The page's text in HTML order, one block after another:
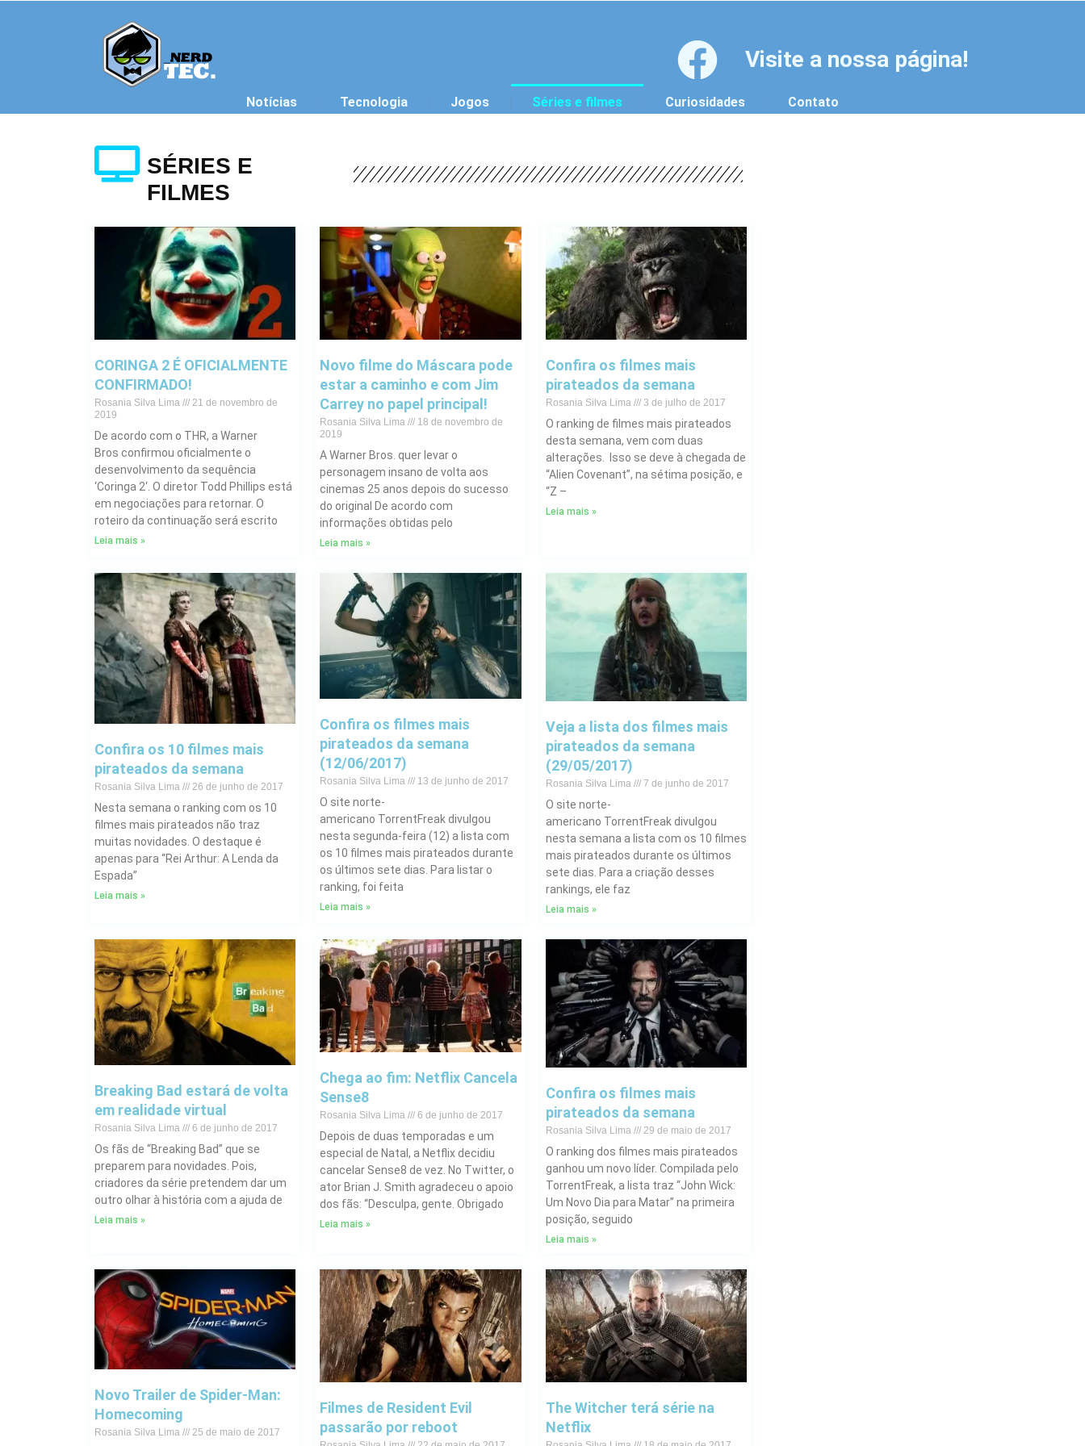
Visite a nossa página!
Notícias Tecnologia Jogos Séries e filmes Curiosidades Contato
SÉRIES E
FILMES
CORINGA 2 É OFICIALMENTE
CONFIRMADO!
Rosania Silva Lima
21 de novembro de
2019
De acordo com o THR, a Warner
Bros confirmou oficialmente o
desenvolvimento da sequência
‘Coringa 2‘. O diretor Todd Phillips está
em negociações para retornar. O
roteiro da continuação será escrito
Leia mais »
Novo filme do Máscara pode
estar a caminho e com Jim
Carrey no papel principal!
Rosania Silva Lima
18 de novembro de
2019
A Warner Bros. quer levar o
personagem insano de volta aos
cinemas 25 anos depois do sucesso
do original De acordo com
informações obtidas pelo
Leia mais »
Confira os filmes mais
pirateados da semana
Rosania Silva Lima 3 de julho de 2017
O ranking de filmes mais pirateados
desta semana, vem com duas
alterações. Isso se deve à chegada de
“Alien Covenant”, na sétima posição, e
“Z –
Leia mais »
Confira os 10 filmes mais
pirateados da semana
Rosania Silva Lima 26 de junho de 2017
Nesta semana o ranking com os 10
filmes mais pirateados não traz
muitas novidades. O destaque é
apenas para “Rei Arthur: A Lenda da
Espada”
Leia mais »
Confira os filmes mais
pirateados da semana
(12/06/2017)
Rosania Silva Lima 13 de junho de 2017
O site norte-
americano TorrentFreak divulgou
nesta segunda-feira (12) a lista com
os 10 filmes mais pirateados durante
os últimos sete dias. Para listar o
ranking, foi feita
Leia mais »
Veja a lista dos filmes mais
pirateados da semana
(29/05/2017)
Rosania Silva Lima 7 de junho de 2017
O site norte-
americano TorrentFreak divulgou
nesta semana a lista com os 10 filmes
mais pirateados durante os últimos
sete dias. Para a criação desses
rankings, ele faz
Leia mais »
Breaking Bad estará de volta
em realidade virtual
Rosania Silva Lima 6 de junho de 2017
Os fãs de “Breaking Bad” que se
preparem para novidades. Pois,
criadores da série pretendem dar um
outro olhar à história com a ajuda de
Leia mais »
Chega ao fim: Netflix Cancela
Sense8
Rosania Silva Lima 6 de junho de 2017
Depois de duas temporadas e um
especial de Natal, a Netflix decidiu
cancelar Sense8 de vez. No Twitter, o
ator Brian J. Smith agradeceu o apoio
dos fãs: “Desculpa, gente. Obrigado
Leia mais »
Confira os filmes mais
pirateados da semana
Rosania Silva Lima 29 de maio de 2017
O ranking dos filmes mais pirateados
ganhou um novo líder. Compilada pelo
TorrentFreak, a lista traz “John Wick:
Um Novo Dia para Matar” na primeira
posição, seguido
Leia mais »
Novo Trailer de Spider-Man:
Homecoming
Rosania Silva Lima 25 de maio de 2017
Filmes de Resident Evil
passarão por reboot
The Witcher terá série na
Netflix